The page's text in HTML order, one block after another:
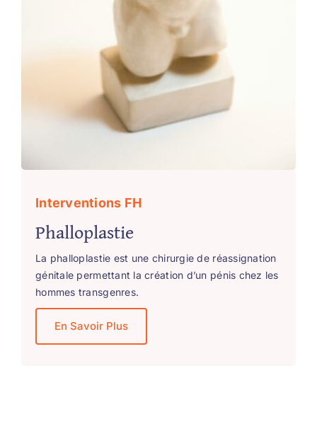
Interventions FH
Phalloplastie
La phalloplastie est une chirurgie de réassignation
génitale permettant la création d’un pénis chez les
hommes transgenres.
En Savoir Plus